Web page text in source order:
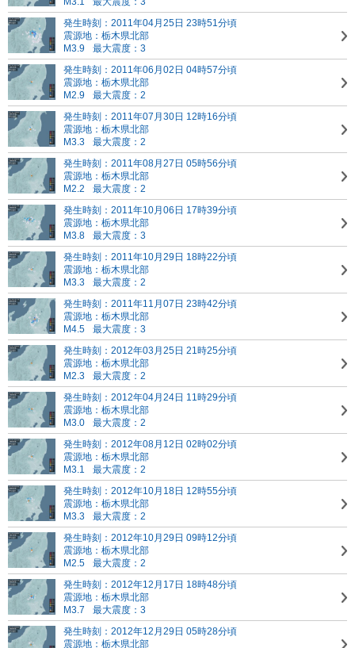
発生時刻：2011年04月25日 23時51分頃
震源地：栃木県北部
M3.9
最大震度：3
発生時刻：2011年06月02日 04時57分頃
震源地：栃木県北部
M2.9
最大震度：2
発生時刻：2011年07月30日 12時16分頃
震源地：栃木県北部
M3.3
最大震度：2
発生時刻：2011年08月27日 05時56分頃
震源地：栃木県北部
M2.2
最大震度：2
発生時刻：2011年10月06日 17時39分頃
震源地：栃木県北部
M3.8
最大震度：3
発生時刻：2011年10月29日 18時22分頃
震源地：栃木県北部
M3.3
最大震度：2
発生時刻：2011年11月07日 23時42分頃
震源地：栃木県北部
M4.5
最大震度：3
発生時刻：2012年03月25日 21時25分頃
震源地：栃木県北部
M2.3
最大震度：2
発生時刻：2012年04月24日 11時29分頃
震源地：栃木県北部
M3.0
最大震度：2
発生時刻：2012年08月12日 02時02分頃
震源地：栃木県北部
M3.1
最大震度：2
発生時刻：2012年10月18日 12時55分頃
震源地：栃木県北部
M3.3
最大震度：2
発生時刻：2012年10月29日 09時12分頃
震源地：栃木県北部
M2.5
最大震度：2
発生時刻：2012年12月17日 18時48分頃
震源地：栃木県北部
M3.7
最大震度：3
発生時刻：2012年12月29日 05時28分頃
震源地：栃木県北部